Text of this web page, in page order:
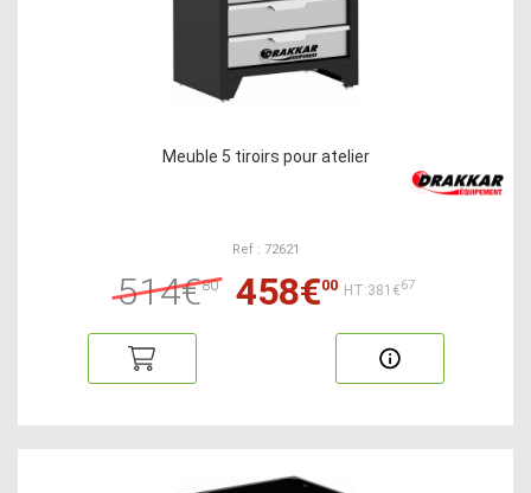
Meuble 5 tiroirs pour atelier
Ref : 72621
514€80 458€00 HT:381€67